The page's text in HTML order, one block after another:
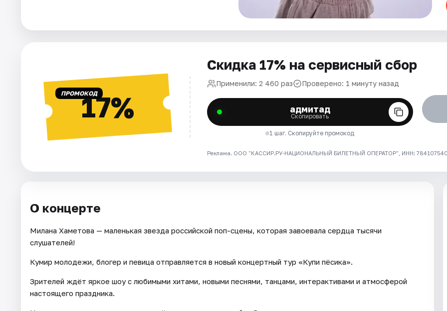
ПРОМОКОД17%
Скидка 17% на сервисный сбор
Применили: 2 460 раз Проверено: 1 минуту назад
адмитад
Скопировать
1 шаг. Скопируйте промокод
Реклама. ООО "КАССИР.РУ-НАЦИОНАЛЬНЫЙ БИЛЕТНЫЙ ОПЕРАТОР", ИНН: 7841075409
О концерте
Милана Хаметова — маленькая звезда российской поп-сцены, которая завоевала сердца тысячи
слушателей!
Кумир молодежи, блогер и певица отправляется в новый концертный тур «Купи пёсика».
Зрителей ждёт яркое шоу с любимыми хитами, новыми песнями, танцами, интерактивами и атмосферой
настоящего праздника.